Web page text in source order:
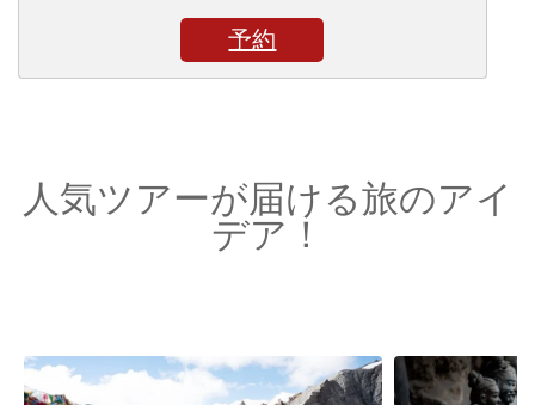
予約
人気ツアーが届ける旅のアイ
デア！